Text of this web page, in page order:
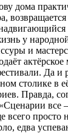
дома
у
и
актёрское
Да и
столике в
Правда,
все
всего просто
едва